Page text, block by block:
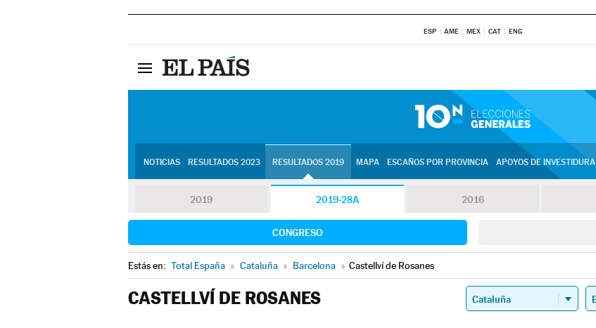
ESP AME MEX CAT ENG
NOTICIAS RESULTADOS 2023 RESULTADOS 2019 MAPA ESCAÑOS POR PROVINCIA APOYOS DE INVESTIDURA
2019 2019-28A 2016
CONGRESO
Estás en: Total España » Cataluña » Barcelona » Castellví de Rosanes
CASTELLVÍ DE ROSANES